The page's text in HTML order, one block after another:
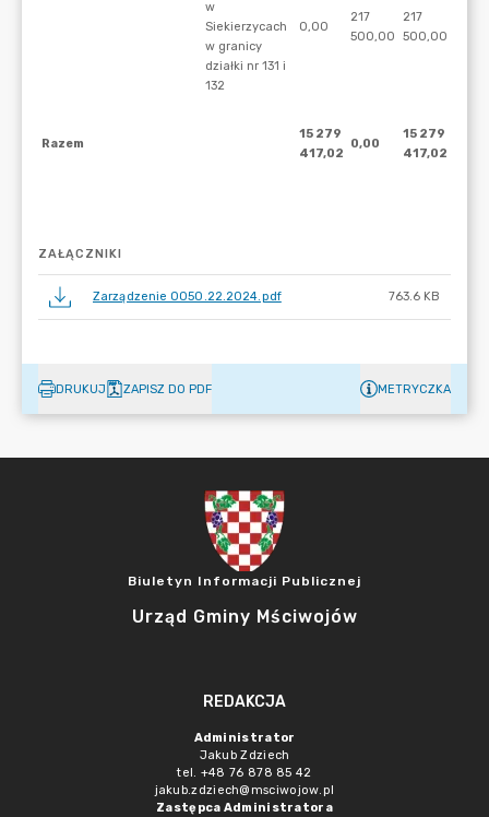
ZAŁĄCZNIKI
Zarządzenie 0050.22.2024.pdf 763.6 KB
DRUKUJ ZAPISZ DO PDF METRYCZKA
Biuletyn Informacji Publicznej
Urząd Gminy Mściwojów
REDAKCJA
Administrator
Jakub Zdziech
tel. +48 76 878 85 42
jakub.zdziech@msciwojow.pl
Zastępca Administratora